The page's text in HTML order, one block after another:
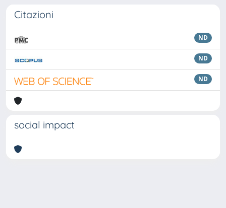
Citazioni
ND
ND
ND
social impact